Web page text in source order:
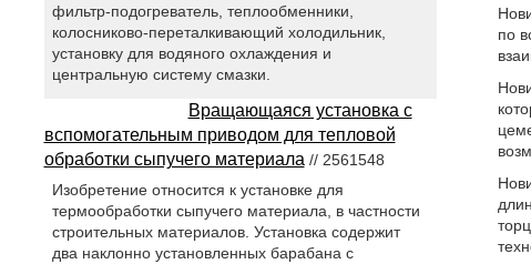
по
фильтр-подогреватель, теплообменники,
колосниково-переталкивающий холодильник,
установку для водяного охлаждения и
центральную систему смазки.
Вращающаяся установка с
вспомогательным приводом для тепловой
обработки сыпучего материала // 2561548
Изобретение относится к установке для
термообработки сыпучего материала, в частности
строительных материалов. Установка содержит
два наклонно установленных барабана с